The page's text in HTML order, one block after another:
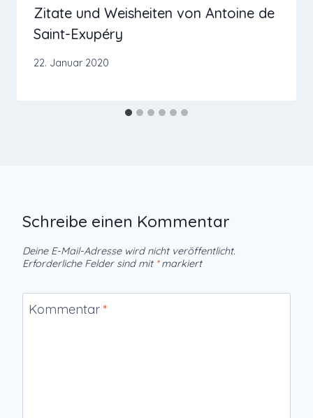
Zitate und Weisheiten von Antoine de
Saint-Exupéry
22. Januar 2020
Schreibe einen Kommentar
Deine E-Mail-Adresse wird nicht veröffentlicht.
Erforderliche Felder sind mit *markiert
Kommentar *